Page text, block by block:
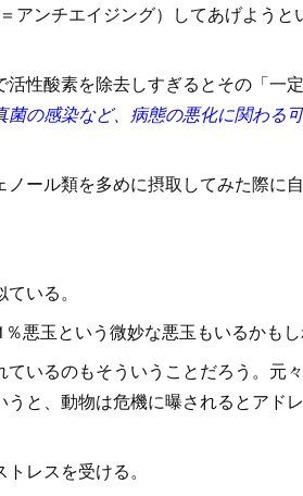
ンチエイジング）してあげようと
性酸素を除去しすぎるとその「一
の感染など、病態の悪化に関わる
ール類を多めに摂取してみた際に
いる。
玉という微妙な悪玉もいるかもし
いるのもそういうことだろう。元
と、動物は危機に曝されるとアド
レスを受ける。